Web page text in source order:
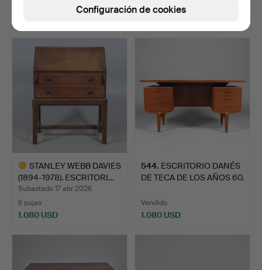
Vendido
STANLEY WEBB DAVIES
(1894-1978). ESCRITORI…
Subastado 17 abr 2026
6 pujas
1.080 USD
544. ESCRITORIO DANÉS
DE TECA DE LOS AÑOS 60.
Vendido
1.080 USD
Configuración de cookies